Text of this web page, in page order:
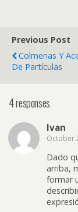
Previous Post
Colmenas Y
De Partículas
4 responses
Ivan
October
Dado
arriba,
formar